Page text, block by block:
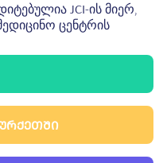
JCI-ის მიერ,
ცენტრის